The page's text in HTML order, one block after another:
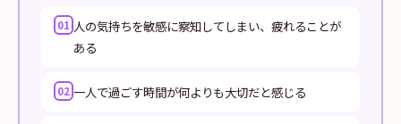
01 人の気持ちを敏感に察知してしまい、疲れることが
ある
02 一人で過ごす時間が何よりも大切だと感じる